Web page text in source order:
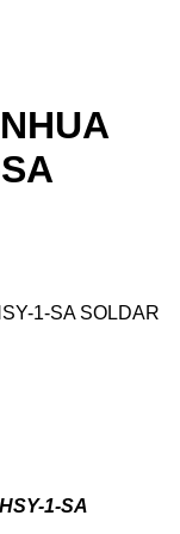
1-SA SOLDAR
1-SA